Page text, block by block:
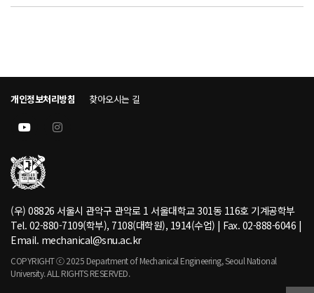
개인정보처리방침 찾아오시는 길
(우) 08826 서울시 관악구 관악로 1 서울대학교 301동 116호 기계공학부
Tel. 02-880-7109(학부), 7108(대학원), 1914(수업) | Fax. 02-888-6046 |
Email. mechanical@snu.ac.kr
COPYRIGHT ⓒ 2025 Department of Mechanical Engineering, Seoul National
University. ALL RIGHTS RESERVED.